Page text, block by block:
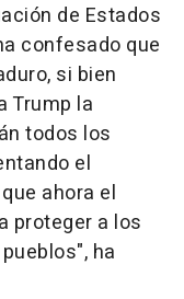
de Estados
confesado que
si bien
Trump la
todos los
el
ahora el
proteger a los
ha